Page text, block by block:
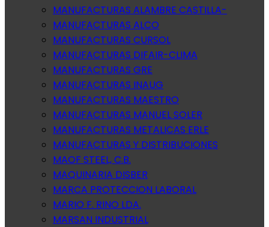
MANUFACTURAS ALAMBRE CASTILLA-
MANUFACTURAS ALCO
MANUFACTURAS CURSOL
MANUFACTURAS DIFAIR-CLIMA
MANUFACTURAS GRE
MANUFACTURAS INAUG
MANUFACTURAS MAESTRO
MANUFACTURAS MANUEL SOLER
MANUFACTURAS METALICAS ERLE
MANUFACTURAS Y DISTRIBUCIONES
MAOF STEEL, C.B.
MAQUINARIA DISBER
MARCA PROTECCION LABORAL
MARIO F. RINO LDA.
MARSAN INDUSTRIAL